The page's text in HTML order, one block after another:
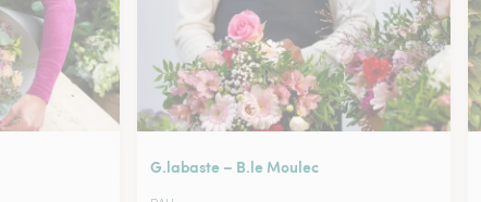
G.labaste – B.le Moulec